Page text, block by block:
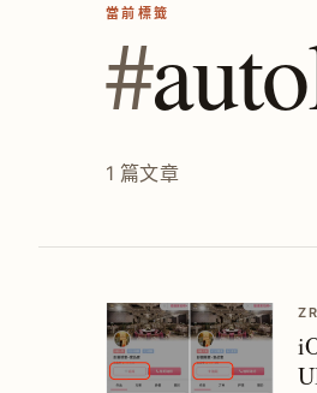
當前標籤
#
1 篇文章